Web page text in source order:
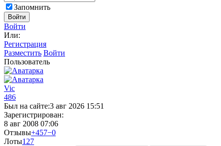
Запомнить
Войти
Войти
Или:
Регистрация
Разместить Войти
Пользователь
Vic
486
Был на сайте:3 авг 2026 15:51
Зарегистрирован:
8 авг 2008 07:06
Отзывы+457−0
Лоты127